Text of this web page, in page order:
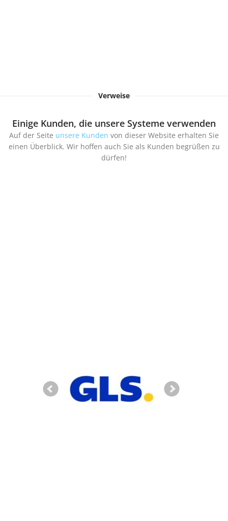
Verweise
Einige Kunden, die unsere Systeme verwenden
Auf der Seite unsere Kunden von dieser Website erhalten Sie
einen Überblick. Wir hoffen auch Sie als Kunden begrüßen zu
dürfen!